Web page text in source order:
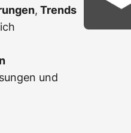
, Trends
und